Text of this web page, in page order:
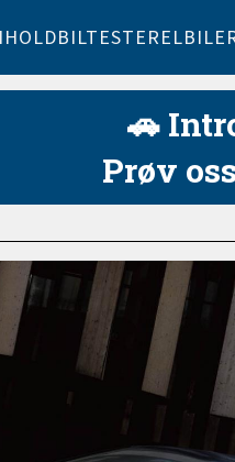
BILTESTER
🚗
Prøv